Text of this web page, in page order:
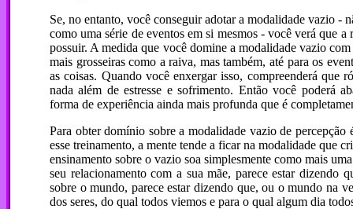
Se, no entanto, você conseguir adotar a modalidade vazio -
como uma série de eventos em si mesmos - você verá que
possuir. A medida que você domine a modalidade vazio
mais grosseiras como a raiva, mas também, até para os
as coisas. Quando você enxergar isso, compreenderá que
nada além de estresse e sofrimento. Então você poderá
forma de experiência ainda mais profunda que é
Para obter domínio sobre a modalidade vazio de
esse treinamento, a mente tende a ficar na modalidade que
ensinamento sobre o vazio soa simplesmente como mais
seu relacionamento com a sua mãe, parece estar dizendo
sobre o mundo, parece estar dizendo que, ou o mundo na
dos seres, do qual todos viemos e para o qual algum dia